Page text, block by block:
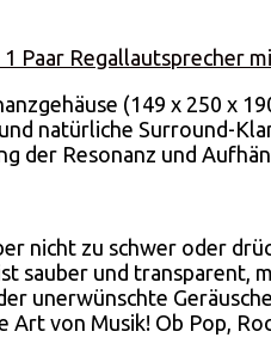
Paar Regallautsprecher
(149 x 250 x
natürliche Surround-
der Resonanz und
nicht zu schwer oder
sauber und transparent,
unerwünschte
von Musik! Ob Pop,